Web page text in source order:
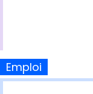
Emploi